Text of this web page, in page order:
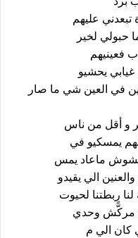
تبعدني عليهم
حبولي لخير
فعينيهم
يحشيو
في العين شي ما صار
و أقل من ناس
ماعاد يمس
الي يقيدو
ربطتنا لحيوت